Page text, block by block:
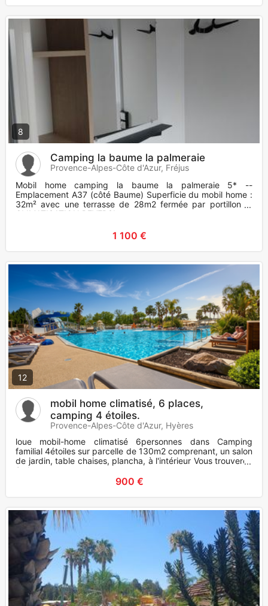
8
Camping la baume la palmeraie
Provence-Alpes-Côte d'Azur, Fréjus
Mobil home camping la baume la palmeraie 5* --
Emplacement A37 (côté Baume) Superficie du mobil home :
32m² avec une terrasse de 28m2 fermée par portillon --
CLIMATISATION REVERSI
1 100 €
12
mobil home climatisé, 6 places,
camping 4 étoiles.
Provence-Alpes-Côte d'Azur, Hyères
loue mobil-home climatisé 6personnes dans Camping
familial 4étoiles sur parcelle de 130m2 comprenant, un salon
de jardin, table chaises, plancha, à l'intérieur Vous trouverez
2 cha
900 €